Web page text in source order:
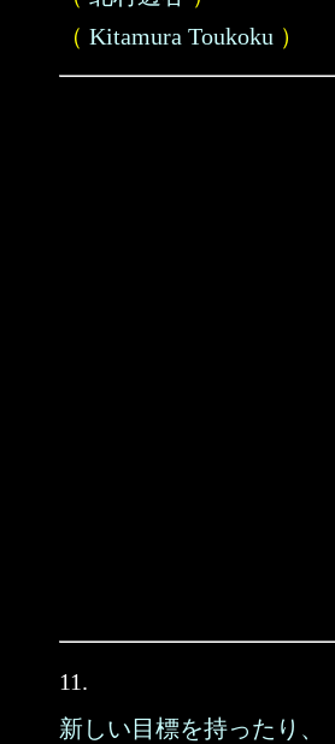
（ Kitamura Toukoku ）
11.
新しい目標を持ったり、